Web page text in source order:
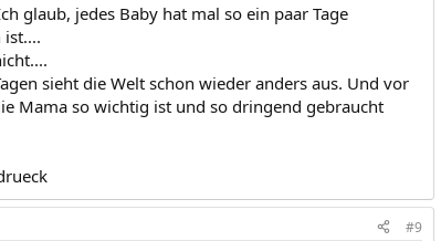
glaub, jedes Baby hat mal so ein paar Tage
sieht die Welt schon wieder anders aus. Und vor
Mama so wichtig ist und so dringend gebraucht
#9